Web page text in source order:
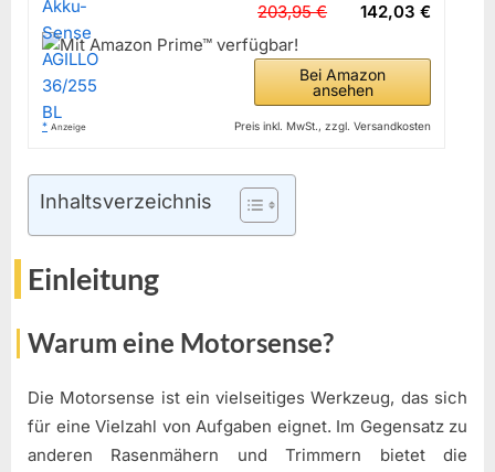
142,03 €
203,95 €
Bei Amazon
ansehen
* Anzeige Preis inkl. MwSt., zzgl. Versandkosten
Inhaltsverzeichnis
Einleitung
Warum eine Motorsense?
Die Motorsense ist ein vielseitiges Werkzeug, das sich
für eine Vielzahl von Aufgaben eignet. Im Gegensatz zu
anderen Rasenmähern und Trimmern bietet die